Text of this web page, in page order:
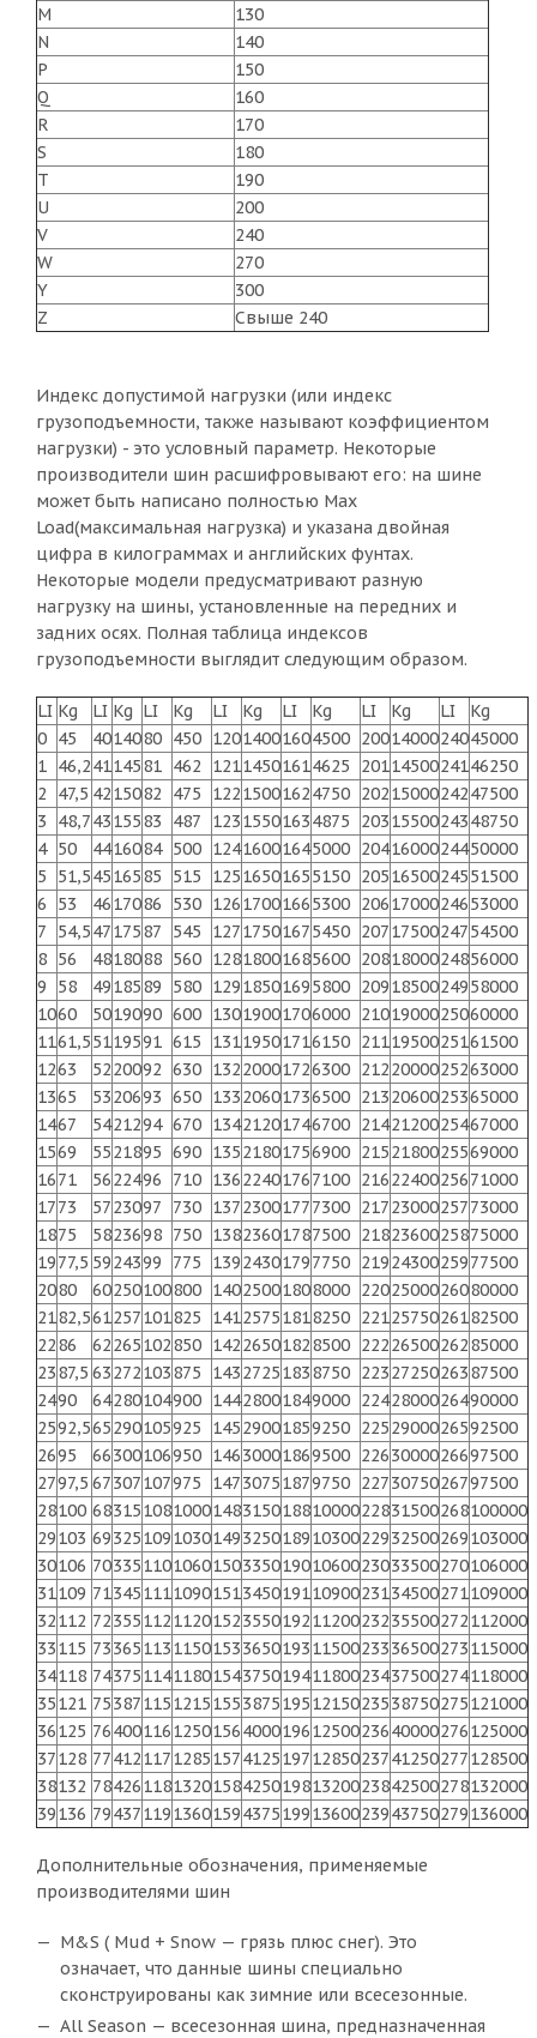
M
130
N
140
P
150
Q
160
R
170
S
180
T
190
U
200
V
240
W
270
Y
300
Z
Свыше 240
Индекс допустимой нагрузки (или индекс
грузоподъемности, также называют коэффициентом
нагрузки) - это условный параметр. Некоторые
производители шин расшифровывают его: на шине
может быть написано полностью Мах
Load(максимальная нагрузка) и указана двойная
цифра в килограммах и английских фунтах.
Некоторые модели предусматривают разную
нагрузку на шины, установленные на передних и
задних осях. Полная таблица индексов
грузоподъемности выглядит следующим образом.
LI Kg LI Kg LI Kg LI Kg LI Kg LI Kg LI
Kg
0 45 4014080 450 12014001604500 2001400024045000
1 46,24114581 462 12114501614625 2011450024146250
2
47,5 4215082 475 12215001624750 2021500024247500
3
48,74315583 487 12315501634875 2031550024348750
4 50 4416084 500 12416001645000 2041600024450000
5
51,54516585 515 12516501655150 2051650024551500
6
53 4617086 530 12617001665300 2061700024653000
7
54,54717587 545 12717501675450 2071750024754500
8 56 4818088 560 12818001685600 2081800024856000
9
58 4918589 580 12918501695800 2091850024958000
1060 5019090 600 13019001706000 2101900025060000
1161,55119591 615 13119501716150 2111950025161500
1263 5220092 630 13220001726300 2122000025263000
1365 5320693 650 13320601736500 2132060025365000
1467 5421294 670 13421201746700 2142120025467000
1569 5521895 690 13521801756900 2152180025569000
1671 5622496 710 13622401767100 2162240025671000
1773 5723097 730 13723001777300 2172300025773000
1875 5823698 750 13823601787500 2182360025875000
1977,5 5924399 775 13924301797750 2192430025977500
2080 60250100800 14025001808000 2202500026080000
2182,561257101825 14125751818250 2212575026182500
2286 62265102850 14226501828500 2222650026285000
2387,5 63272103875 14327251838750 2232725026387500
2490 64280104900 14428001849000 2242800026490000
2592,565290105925 14529001859250 2252900026592500
2695 66300106950 14630001869500 2263000026697500
2797,5 67307107975 14730751879750 2273075026797500
28100 68315108100014831501881000022831500268100000
29103 69325109103014932501891030022932500269103000
30106 70335110106015033501901060023033500270106000
31109 71345111109015134501911090023134500271109000
32112 72355112112015235501921120023235500272112000
33115 73365113115015336501931150023336500273115000
34118 74375114118015437501941180023437500274118000
35121 75387115121515538751951215023538750275121000
36125 76400116125015640001961250023640000276125000
37128 77412117128515741251971285023741250277128500
38132 78426118132015842501981320023842500278132000
39136 79437119136015943751991360023943750279136000
Дополнительные обозначения, применяемые
производителями шин
M&S ( Mud + Snow — грязь плюс снег). Это
означает, что данные шины специально
сконструированы как зимние или всесезонные.
All Season — всесезонная шина, предназначенная